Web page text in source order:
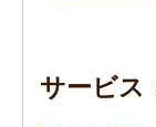
サービス